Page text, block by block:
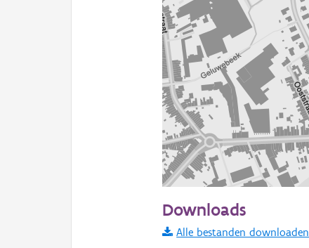
Informatie Vlaanderen
Downloads
Alle bestanden downloaden